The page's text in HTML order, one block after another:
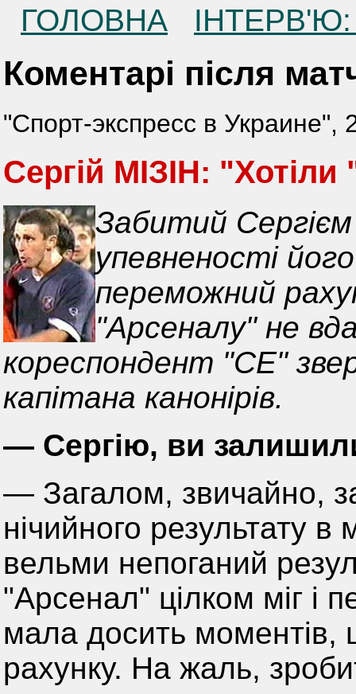
ГОЛОВНА
Коментарі після
"Спорт-экспресс в Украине",
Сергій МІЗІН:
Забитий Сергієм
упевненості
переможний
"Арсеналу" не
кореспондент "СЕ"
капітана канонірів.
— Сергію, ви
— Загалом, звичайно,
нічийного результату
вельми непоганий
"Арсенал" цілком міг і
мала досить моментів,
рахунку. На жаль,